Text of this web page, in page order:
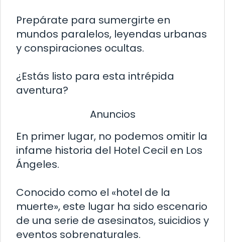
Prepárate para sumergirte en
mundos paralelos, leyendas urbanas
y conspiraciones ocultas.
¿Estás listo para esta intrépida
aventura?
Anuncios
En primer lugar, no podemos omitir la
infame historia del Hotel Cecil en Los
Ángeles.
Conocido como el «hotel de la
muerte», este lugar ha sido escenario
de una serie de asesinatos, suicidios y
eventos sobrenaturales.